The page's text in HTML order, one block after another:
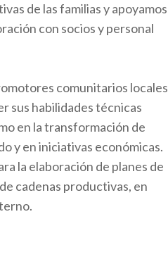
de las familias y
con socios y personal
comunitarios locales
sus habilidades técnicas
en la transformación de
y en iniciativas económicas.
la elaboración de planes de
cadenas productivas, en